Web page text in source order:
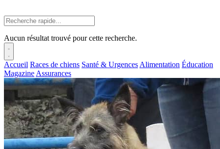
Aucun résultat trouvé pour cette recherche.
Accueil Races de chiens Santé & Urgences Alimentation Éducation
Magazine Assurances